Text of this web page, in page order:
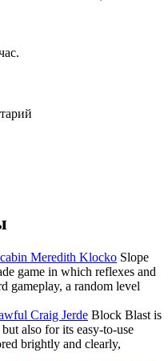
Meredith Klocko Slope
game in which reflexes and
gameplay, a random level
Craig Jerde Block Blast is
also for its easy-to-use
brightly and clearly,